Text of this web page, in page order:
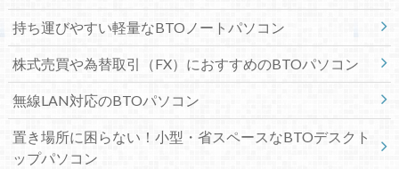
持ち運びやすい軽量なBTOノートパソコン
株式売買や為替取引（FX）におすすめのBTOパソコン
無線LAN対応のBTOパソコン
置き場所に困らない！小型・省スペースなBTOデスクト
ップパソコン